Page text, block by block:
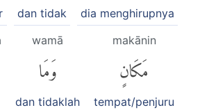
dia menghirupnya
dan tidak
makānin
مَكَانٍ
tempat/penjuru
wamā
وَمَا
dan tidaklah